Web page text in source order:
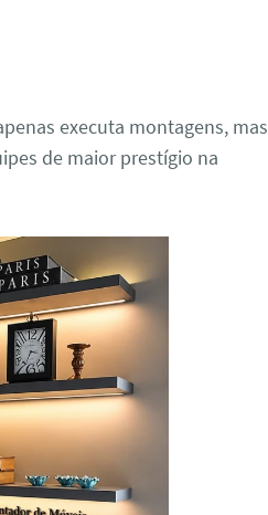
executa montagens, mas
de maior prestígio na